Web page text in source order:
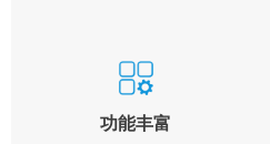
功能丰富